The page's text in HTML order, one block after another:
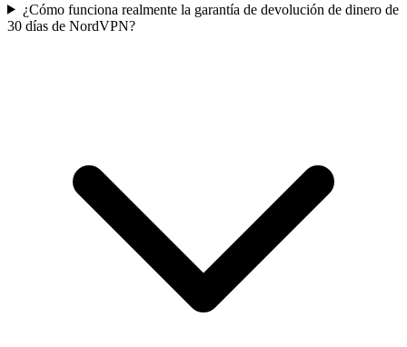
¿Cómo funciona realmente la garantía de devolución de dinero de
30 días de NordVPN?